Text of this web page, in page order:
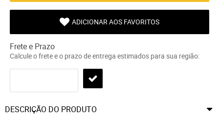
ADICIONAR AOS FAVORITOS
Frete e Prazo
Calcule o frete e o prazo de entrega estimados para sua região:
DESCRIÇÃO DO PRODUTO